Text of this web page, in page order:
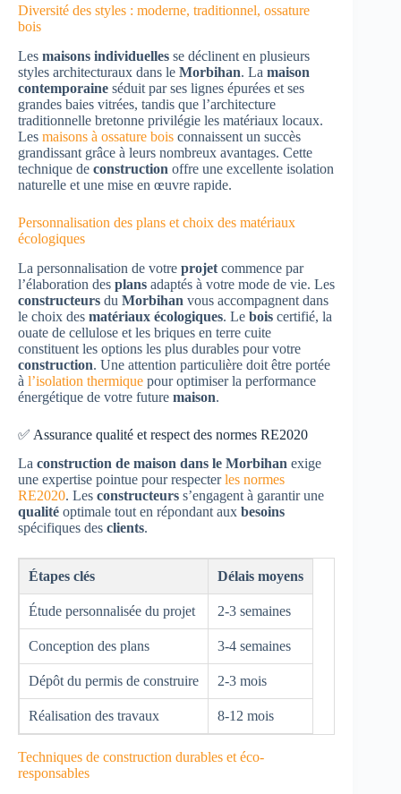
Diversité des styles : moderne, traditionnel, ossature
bois
Les maisons individuelles se déclinent en plusieurs
styles architecturaux dans le Morbihan. La maison
contemporaine séduit par ses lignes épurées et ses
grandes baies vitrées, tandis que l’architecture
traditionnelle bretonne privilégie les matériaux locaux.
Les maisons à ossature bois connaissent un succès
grandissant grâce à leurs nombreux avantages. Cette
technique de construction offre une excellente isolation
naturelle et une mise en œuvre rapide.
Personnalisation des plans et choix des matériaux
écologiques
La personnalisation de votre projet commence par
l’élaboration des plans adaptés à votre mode de vie. Les
constructeurs du Morbihan vous accompagnent dans
le choix des matériaux écologiques. Le bois certifié, la
ouate de cellulose et les briques en terre cuite
constituent les options les plus durables pour votre
construction. Une attention particulière doit être portée
à l’isolation thermique pour optimiser la performance
énergétique de votre future maison.
✅ Assurance qualité et respect des normes RE2020
La construction de maison dans le Morbihan exige
une expertise pointue pour respecterles normes
RE2020. Les constructeurs s’engagent à garantir une
qualité optimale tout en répondant aux besoins
spécifiques des clients.
Étapes clés Délais moyens
Étude personnalisée du projet 2-3 semaines
Conception des plans 3-4 semaines
Dépôt du permis de construire 2-3 mois
Réalisation des travaux 8-12 mois
Techniques de construction durables et éco-
responsables